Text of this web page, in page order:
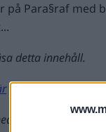
på Para§raf med
detta innehåll.